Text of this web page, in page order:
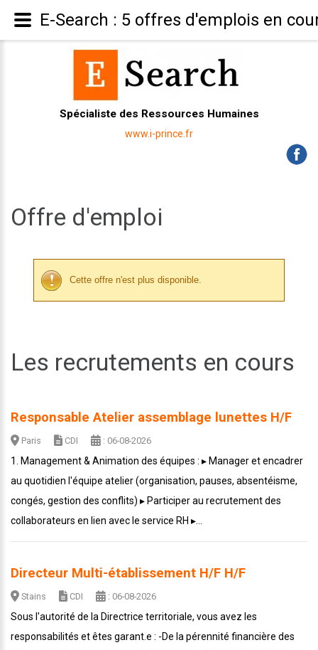
Spécialiste des Ressources Humaines
www.i-prince.fr
Offre d'emploi
Cette offre n'est plus disponible.
Les recrutements en cours
Responsable Atelier assemblage lunettes H/F
Paris CDI : 06-08-2026
1. Management & Animation des équipes : ▸ Manager et encadrer
au quotidien l'équipe atelier (organisation, pauses, absentéisme,
congés, gestion des conflits) ▸ Participer au recrutement des
collaborateurs en lien avec le service RH ▸...
Directeur Multi-établissement H/F H/F
Stains CDI : 06-08-2026
Sous l'autorité de la Directrice territoriale, vous avez les
responsabilités et êtes garant.e : -De la pérennité financière des
E-Search : 5 offres d'emplois en